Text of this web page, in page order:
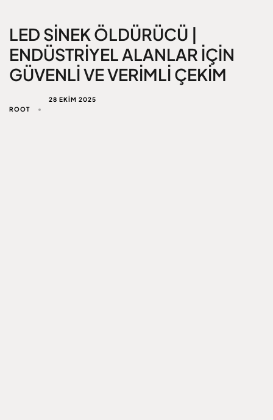
LED SINEK ÖLDÜRÜCÜ |
ENDÜSTRIYEL ALANLAR İÇIN
GÜVENLI VE VERIMLI ÇEKIM
ROOT
28 EKIM 2025